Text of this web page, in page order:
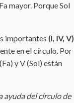
mayor. Porque Sol
importantes (I, IV, V)
en el círculo. Por
y V (Sol) están
ayuda del círculo de